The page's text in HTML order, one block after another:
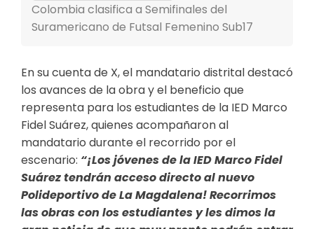
Colombia clasifica a Semifinales del
Suramericano de Futsal Femenino Sub17
En su cuenta de X, el mandatario distrital destacó
los avances de la obra y el beneficio que
representa para los estudiantes de la IED Marco
Fidel Suárez, quienes acompañaron al
mandatario durante el recorrido por el
escenario: “¡Los jóvenes de la IED Marco Fidel
Suárez tendrán acceso directo al nuevo
Polideportivo de La Magdalena! Recorrimos
las obras con los estudiantes y les dimos la